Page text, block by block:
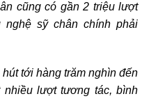
cũng có gần 2 triệu lượt
sỹ chân chính phải
tới hàng trăm nghìn đến
lượt tương tác, bình